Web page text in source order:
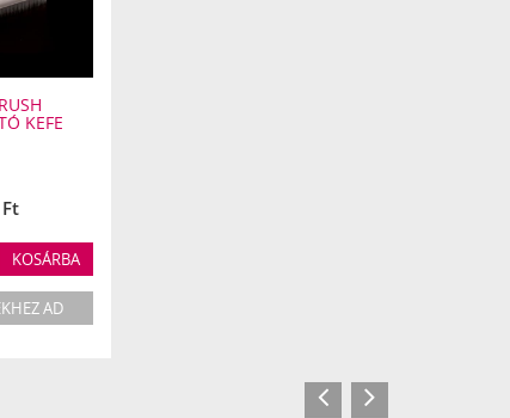
KEFE
KOSÁRBA
AD